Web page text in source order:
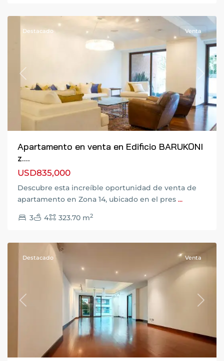
Previous Next
Destacado Venta
Apartamento en venta en Edificio BARUKONI
z....
USD835,000
Descubre esta increíble oportunidad de venta de
apartamento en Zona 14, ubicado en el pres ...
3 4 323.70 m2
14,
Previous Next
Destacado Venta